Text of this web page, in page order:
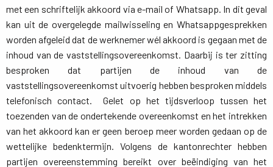
met een schriftelijk akkoord via e-mail of Whatsapp. In dit geval
kan uit de overgelegde mailwisseling en Whatsappgesprekken
worden afgeleid dat de werknemer wél akkoord is gegaan met de
inhoud van de vaststellingsovereenkomst. Daarbij is ter zitting
besproken dat partijen de inhoud van de
vaststellingsovereenkomst uitvoerig hebben besproken middels
telefonisch contact. Gelet op het tijdsverloop tussen het
toezenden van de ondertekende overeenkomst en het intrekken
van het akkoord kan er geen beroep meer worden gedaan op de
wettelijke bedenktermijn. Volgens de kantonrechter hebben
partijen overeenstemming bereikt over beëindiging van het